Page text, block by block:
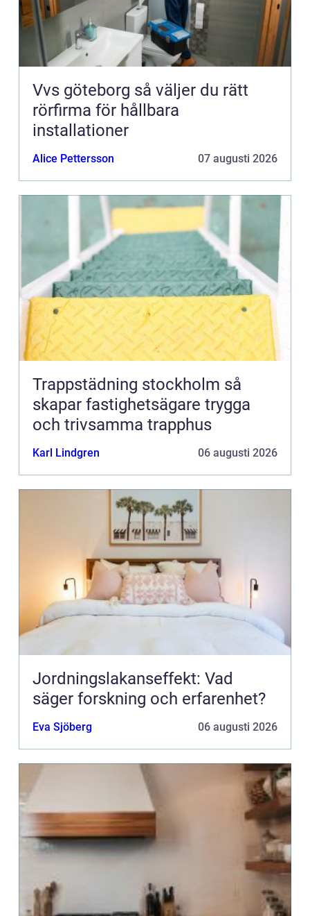
Vvs göteborg så väljer du rätt
rörfirma för hållbara
installationer
Alice Pettersson 07 augusti 2026
Trappstädning stockholm så
skapar fastighetsägare trygga
och trivsamma trapphus
Karl Lindgren 06 augusti 2026
Jordningslakanseffekt: Vad
säger forskning och erfarenhet?
Eva Sjöberg 06 augusti 2026